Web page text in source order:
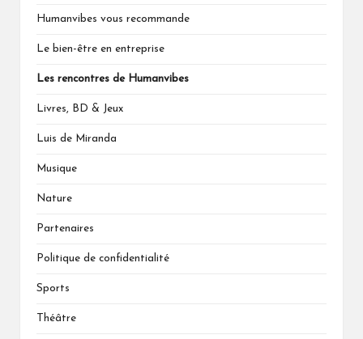
Humanvibes vous recommande
Le bien-être en entreprise
Les rencontres de Humanvibes
Livres, BD & Jeux
Luis de Miranda
Musique
Nature
Partenaires
Politique de confidentialité
Sports
Théâtre